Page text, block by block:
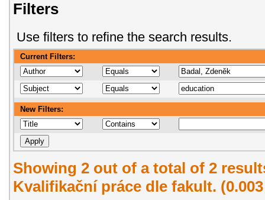
Filters
Use filters to refine the search results.
Current Filters:
New Filters:
Showing 2 out of a total of 2
Kvalifikační práce dle fakult.